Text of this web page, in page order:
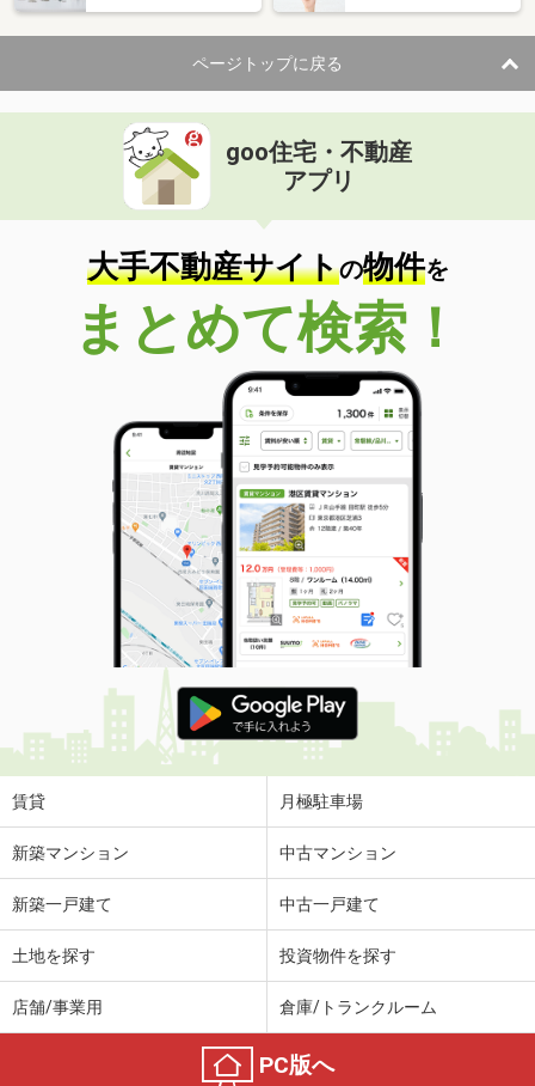
ページトップに戻る
goo住宅・不動産
アプリ
大手不動産サイトの物件を
まとめて検索！
賃貸 月極駐車場
新築マンション 中古マンション
新築一戸建て 中古一戸建て
土地を探す 投資物件を探す
店舗/事業用 倉庫/トランクルーム
PC版へ